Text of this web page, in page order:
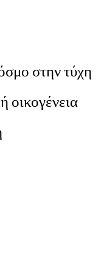
στην τύχη
οικογένεια